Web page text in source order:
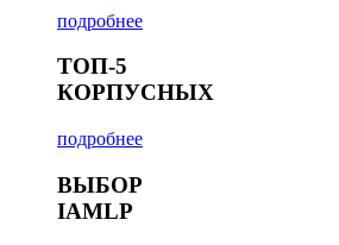
подробнее
ТОП-5
КОРПУСНЫХ
подробнее
ВЫБОР
IAMLP